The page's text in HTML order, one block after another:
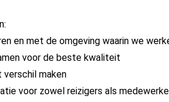
en met de omgeving waarin we
voor de beste kwaliteit
verschil maken
voor zowel reizigers als